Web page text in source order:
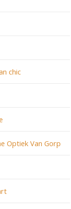
chic
Optiek Van Gorp